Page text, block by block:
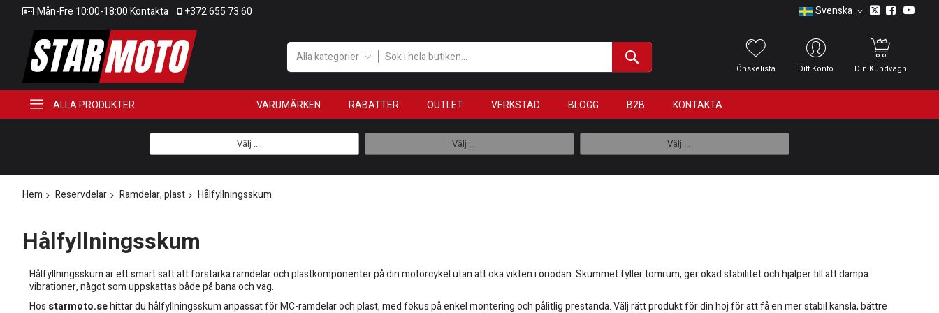
Mån-Fre 10:00-18:00 Kontakta +372 655 73 60 Svenska
Alla kategorier
Önskelista Ditt Konto Din Kundvagn
ALLA PRODUKTER VARUMÄRKEN RABATTER OUTLET VERKSTAD BLOGG B2B KONTAKTA
Välj ... Välj ... Välj ...
Hem Reservdelar Ramdelar, plast Hålfyllningsskum
Hålfyllningsskum
Hålfyllningsskum är ett smart sätt att förstärka ramdelar och plastkomponenter på din motorcykel utan att öka vikten i onödan. Skummet fyller tomrum, ger ökad stabilitet och hjälper till att dämpa
vibrationer, något som uppskattas både på bana och väg.
Hos starmoto.sehittar du hålfyllningsskum anpassat för MC-ramdelar och plast, med fokus på enkel montering och pålitlig prestanda. Välj rätt produkt för din hoj för att få en mer stabil känsla, bättre